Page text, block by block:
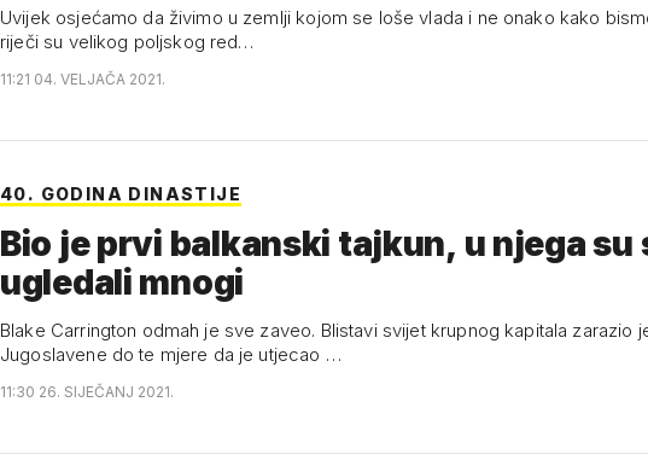
Uvijek osjećamo da živimo u zemlji kojom se loše vlada i ne onako kako
riječi su velikog poljskog red…
11:21 04. VELJAČA 2021.
40. GODINA DINASTIJE
Bio je prvi balkanski tajkun, u njega su
ugledali mnogi
Blake Carrington odmah je sve zaveo. Blistavi svijet krupnog kapitala zarazio
Jugoslavene do te mjere da je utjecao …
11:30 26. SIJEČANJ 2021.